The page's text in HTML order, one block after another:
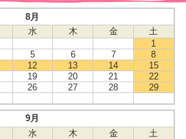
8月
水 木 金
土
1
5 6 7
8
12 13 14
15
19 20 21
22
26 27 28
29
9月
水 木 金
土